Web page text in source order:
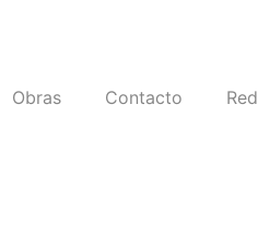
Obras Contacto Red